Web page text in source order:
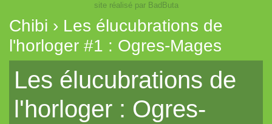
Hârn - le monde de Hârn
De Urbium Graphidibus
La Frontière
Cerbère
TechNoir
site réalisé par BadButa
Chibi › Les élucubrations de
l'horloger #1 : Ogres-Mages
Les élucubrations de
l'horloger : Ogres-